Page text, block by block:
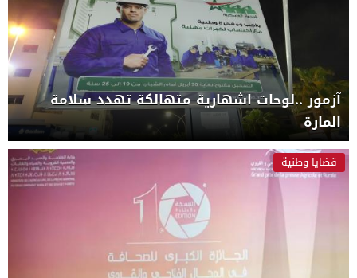
آزمور ..لوحات اشهارية متهالكة تهدد سلامة
المارة
قضايا وطنية